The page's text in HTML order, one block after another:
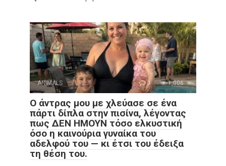
ANIMALS 0 1,006
Ο άντρας μου με χλεύασε σε ένα
πάρτι δίπλα στην πισίνα, λέγοντας
πως ΔΕΝ ΗΜΟΥΝ τόσο ελκυστική
όσο η καινούρια γυναίκα του
αδελφού του — κι έτσι του έδειξα
τη θέση του.